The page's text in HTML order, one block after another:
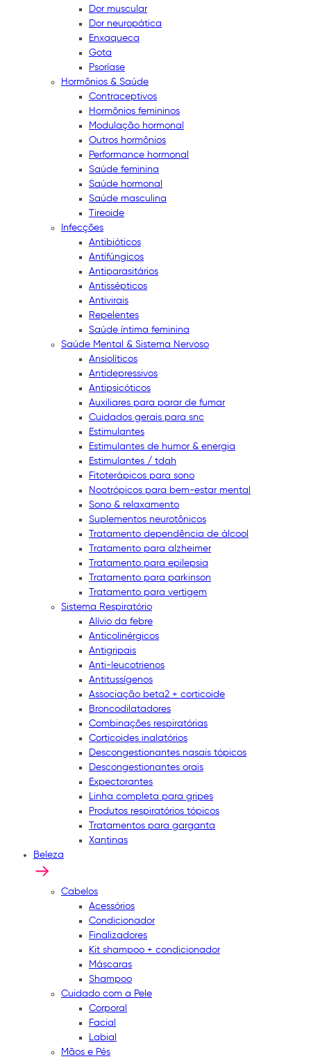
Dor muscular
Dor neuropática
Enxaqueca
Gota
Psoríase
Hormônios & Saúde
Contraceptivos
Hormônios femininos
Modulação hormonal
Outros hormônios
Performance hormonal
Saúde feminina
Saúde hormonal
Saúde masculina
Tireoide
Infecções
Antibióticos
Antifúngicos
Antiparasitários
Antissépticos
Antivirais
Repelentes
Saúde íntima feminina
Saúde Mental & Sistema Nervoso
Ansiolíticos
Antidepressivos
Antipsicóticos
Auxiliares para parar de fumar
Cuidados gerais para snc
Estimulantes
Estimulantes de humor & energia
Estimulantes / tdah
Fitoterápicos para sono
Nootrópicos para bem-estar mental
Sono & relaxamento
Suplementos neurotônicos
Tratamento dependência de álcool
Tratamento para alzheimer
Tratamento para epilepsia
Tratamento para parkinson
Tratamento para vertigem
Sistema Respiratório
Alívio da febre
Anticolinérgicos
Antigripais
Anti-leucotrienos
Antitussígenos
Associação beta2 + corticoide
Broncodilatadores
Combinações respiratórias
Corticoides inalatórios
Descongestionantes nasais tópicos
Descongestionantes orais
Expectorantes
Linha completa para gripes
Produtos respiratórios tópicos
Tratamentos para garganta
Xantinas
Beleza
Cabelos
Acessórios
Condicionador
Finalizadores
Kit shampoo + condicionador
Máscaras
Shampoo
Cuidado com a Pele
Corporal
Facial
Labial
Mãos e Pés